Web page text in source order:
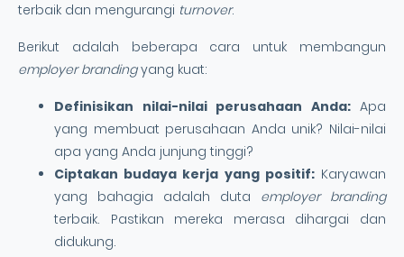
terbaik dan mengurangi turnover.
Berikut adalah beberapa cara untuk membangun
employer brandingyang kuat:
Definisikan nilai-nilai perusahaan Anda:Apa
yang membuat perusahaan Anda unik? Nilai-nilai
apa yang Anda junjung tinggi?
Ciptakan budaya kerja yang positif:Karyawan
yang bahagia adalah duta employer branding
terbaik. Pastikan mereka merasa dihargai dan
didukung.